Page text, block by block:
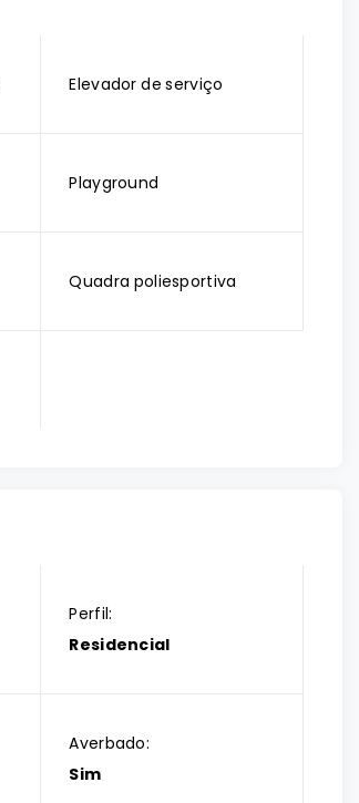
Elevador de serviço
Playground
Quadra poliesportiva
Perfil:
Residencial
Averbado:
Sim